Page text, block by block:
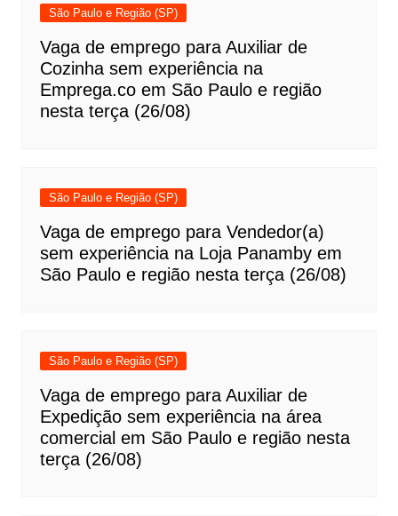
São Paulo e Região (SP)
Vaga de emprego para Auxiliar de
Cozinha sem experiência na
Emprega.co em São Paulo e região
nesta terça (26/08)
São Paulo e Região (SP)
Vaga de emprego para Vendedor(a)
sem experiência na Loja Panamby em
São Paulo e região nesta terça (26/08)
São Paulo e Região (SP)
Vaga de emprego para Auxiliar de
Expedição sem experiência na área
comercial em São Paulo e região nesta
terça (26/08)